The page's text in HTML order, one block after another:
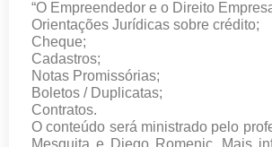
“O Empreendedor e o Direito
Orientações Jurídicas sobre crédito;
Cheque;
Cadastros;
Notas Promissórias;
Boletos / Duplicatas;
Contratos.
O conteúdo será ministrado pelo